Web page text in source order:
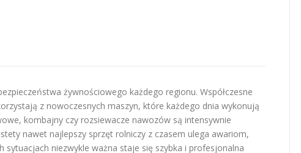
żywnościowego każdego regionu. Współczesne
z nowoczesnych maszyn, które każdego dnia wykonują
kombajny czy rozsiewacze nawozów są intensywnie
nawet najlepszy sprzęt rolniczy z czasem ulega awariom,
niezwykle ważna staje się szybka i profesjonalna